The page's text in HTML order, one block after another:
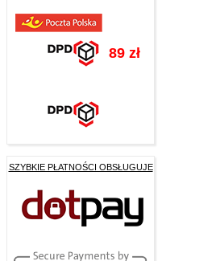
89 zł
SZYBKIE PŁATNOŚCI OBSŁUGUJE